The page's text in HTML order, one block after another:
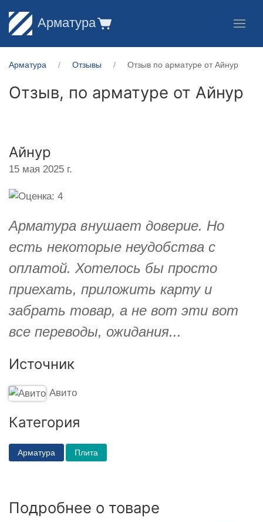
Арматура
Арматура Отзывы Отзыв по арматуре от Айнур
Отзыв, по арматуре от Айнур
Айнур
15 мая 2025 г.
Арматура внушает доверие. Но
есть некоторые неудобства с
оплатой. Хотелось бы просто
приехать, приложить карту и
забрать товар, а не вот эти вот
все переводы, ожидания...
Источник
Авито
Категория
Арматура Плита
Подробнее о товаре